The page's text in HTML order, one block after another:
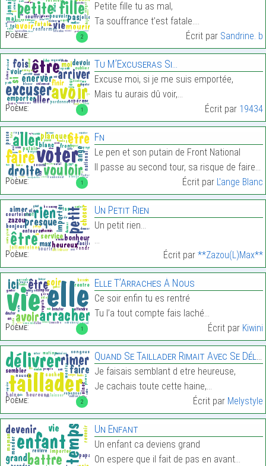
2
Poème:
Petite fille tu as mal,
Ta souffrance t’est fatale.…
Écrit par Sandrine. b
1
Poème:
Tu M’Excuseras Si…
Excuse moi, si je me suis emportée,
Mais tu aurais dû voir,…
Écrit par 19434
1
Poème:
Fn
Le pen et son putain de Front National
Il passe au second tour, sa risque de faire mal…
Écrit par L'ange Blanc
Poème:
Un Petit Rien
Un petit rien…
…
Écrit par **Zazou(L)Max**
1
Poème:
Elle T’Arraches À Nous
Ce soir enfin tu es rentré
Tu l’a tout compte fais laché…
Écrit par Kiwini
2
Poème:
Quand Se Taillader Rimait Avec Se Délivrer…
Je faisais semblant d etre heureuse,
Je cachais toute cette haine,…
Écrit par Melystyle
Un Enfant
Un enfant ca deviens grand
On espere que il fait de pas en avant…